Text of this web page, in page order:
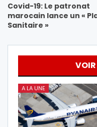
Covid-19: Le patronat
marocain lance un «
Sanitaire »
A LA UNE